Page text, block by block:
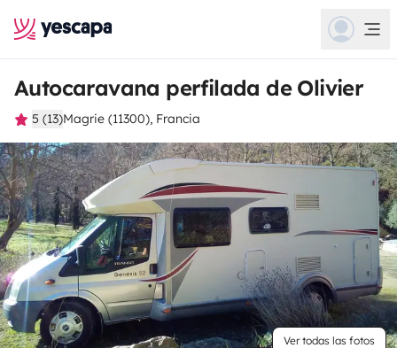
Autocaravana perfilada de Olivier
5 (13)Magrie (11300), Francia
Ver todas las fotos